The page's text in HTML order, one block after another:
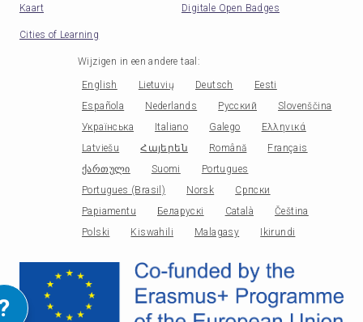
Kaart
Digitale Open Badges
Cities of Learning
Wijzigen in een andere taal :
English Lietuvių Deutsch
Eesti
Española
Nederlands Русский
Slovenščina
Українська
Italiano Galego
Ελληνικά
Latviešu
Հայերեն Română
Français
ქართული
Suomi
Portugues
Portugues (Brasil)
Norsk
Српски
Papiamentu
Беларускі Català
Čeština
Polski
Kiswahili Malagasy Ikirundi